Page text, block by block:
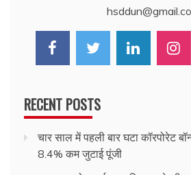
RECENT POSTS
चार साल में पहली बार घटा कॉरपोरेट
8.4% कम जुटाई पूंजी